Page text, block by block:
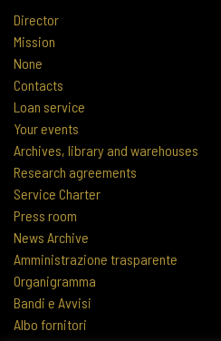
Director
Mission
None
Contacts
Loan service
Your events
Archives, library and warehouses
Research agreements
Service Charter
Press room
News Archive
Amministrazione trasparente
Organigramma
Bandi e Avvisi
Albo fornitori